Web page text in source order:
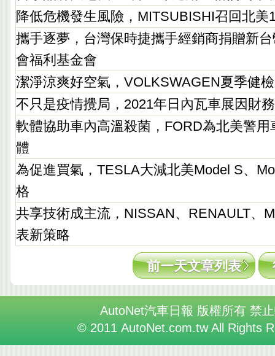
降低危機發生風險，MITSUBISHI召回北美
攜手逐夢，台灣保時捷攜手經銷商捐贈新
會福利基金會
潔淨涼爽好空氣，VOLKSWAGEN夏季健
不只是疫情攪局，2021年日內瓦車展因財
軟體協助車內高溫殺菌，FORD為北美警
體
為促進買氣，TESLA大減北美Model S、
格
共享技術成主流，NISSAN、RENAULT、
表新策略
前一天文章列表
AutoNet汽車日報 版權所有 禁
© 2011 AutoNet.com.tw All Rights